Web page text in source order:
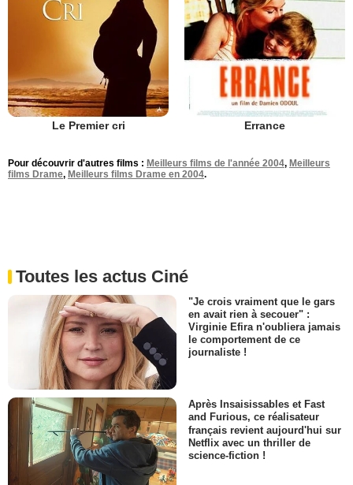
Le Premier cri Errance
Pour découvrir d'autres films : Meilleurs films de l'année 2004, Meilleurs
films Drame, Meilleurs films Drame en 2004.
Toutes les actus Ciné
"Je crois vraiment que le gars
en avait rien à secouer" :
Virginie Efira n'oubliera jamais
le comportement de ce
journaliste !
Après Insaisissables et Fast
and Furious, ce réalisateur
français revient aujourd'hui sur
Netflix avec un thriller de
science-fiction !